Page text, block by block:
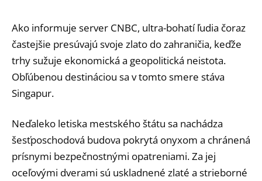
Ako informuje server CNBC, ultra-bohatí ľudia čoraz
častejšie presúvajú svoje zlato do zahraničia, keďže
trhy sužuje ekonomická a geopolitická neistota.
Obľúbenou destináciou sa v tomto smere stáva
Singapur.
Neďaleko letiska mestského štátu sa nachádza
šesťposchodová budova pokrytá onyxom a chránená
prísnymi bezpečnostnými opatreniami. Za jej
oceľovými dverami sú uskladnené zlaté a strieborné